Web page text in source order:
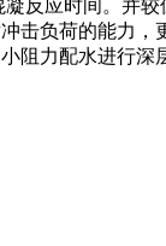
反应时间。并较
击负荷的能力，
阻力配水进行深